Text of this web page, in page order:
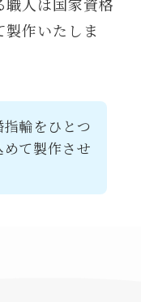
職人は国家資格
作いたしま
輪をひとつ
て製作させ